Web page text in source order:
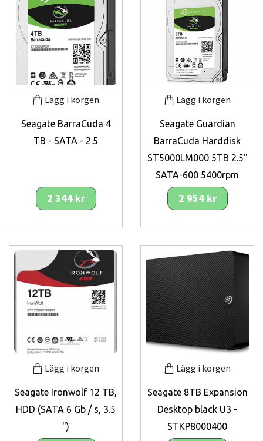
Lägg i korgen
Seagate BarraCuda 4
TB - SATA - 2.5
2 344 kr
Lägg i korgen
Seagate Guardian
BarraCuda Harddisk
ST5000LM000 5TB 2.5"
SATA-600 5400rpm
2 954 kr
Lägg i korgen
Seagate Ironwolf 12 TB,
HDD (SATA 6 Gb / s, 3.5
")
Lägg i korgen
Seagate 8TB Expansion
Desktop black U3 -
STKP8000400